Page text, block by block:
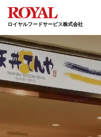
ロイヤルフードサービス株式会社